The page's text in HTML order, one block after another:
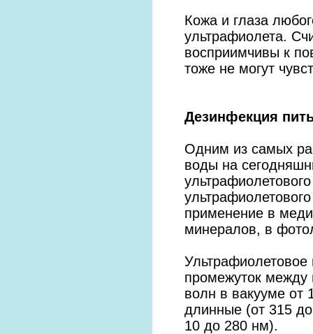
Кожа и глаза
ультрафиолета.
восприимчивы к
тоже не могут
Дезинфекция
Одним из самых
воды на
применение в
минералов, в
промежуток между
волн в вакууме от
длинные (от 315
10 до 280 нм).